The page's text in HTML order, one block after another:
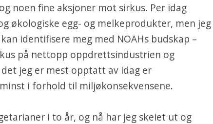
noen fine aksjoner mot sirkus. Per idag
økologiske egg- og melkeprodukter, men jeg
identifisere meg med NOAHs budskap –
på nettopp oppdrettsindustrien og
jeg er mest opptatt av idag er
i forhold til miljøkonsekvensene.
i to år, og nå har jeg skeiet ut og